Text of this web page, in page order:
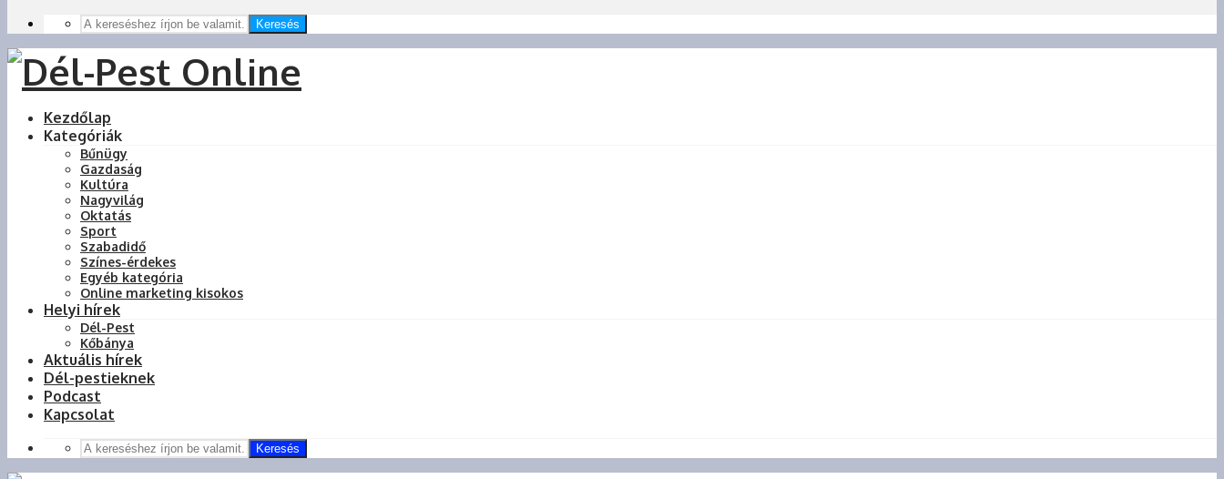
Keresés
Kezdőlap
Kategóriák
Bűnügy
Gazdaság
Kultúra
Nagyvilág
Oktatás
Sport
Szabadidő
Színes-érdekes
Egyéb kategória
Online marketing kisokos
Helyi hírek
Dél-Pest
Kőbánya
Aktuális hírek
Dél-pestieknek
Podcast
Kapcsolat
Keresés